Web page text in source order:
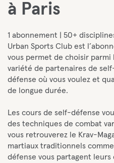
à Paris
1 abonnement | 50+
Urban Sports Club est
vous permet de choisir parmi
variété de partenaires de
défense où vous voulez et
de longue durée.
Les cours de self-défense
des techniques de combat
vous retrouverez le Krav-
martiaux traditionnels
défense vous partagent leurs